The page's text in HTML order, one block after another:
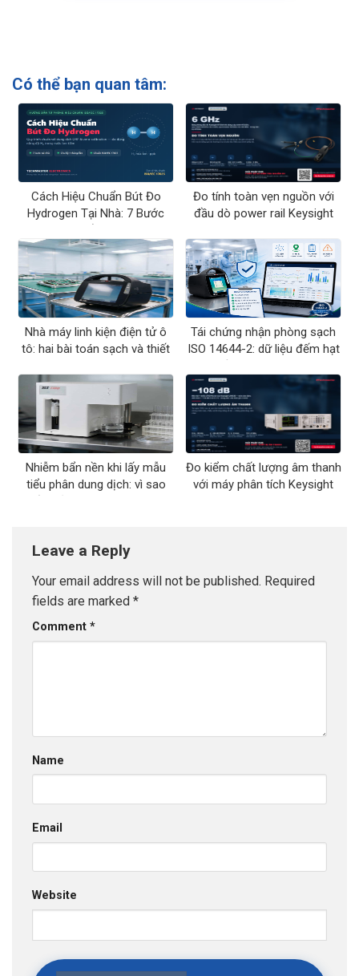
Có thể bạn quan tâm:
Cách Hiệu Chuẩn Bút Đo
Hydrogen Tại Nhà: 7 Bước
Đo tính toàn vẹn nguồn với
đầu dò power rail Keysight
Nhà máy linh kiện điện tử ô
tô: hai bài toán sạch và thiết
Tái chứng nhận phòng sạch
ISO 14644-2: dữ liệu đếm hạt
Nhiễm bẩn nền khi lấy mẫu
tiểu phân dung dịch: vì sao
Đo kiểm chất lượng âm thanh
với máy phân tích Keysight
Leave a Reply
Your email address will not be published. Required
fields are marked *
Comment *
Name
Email
Website